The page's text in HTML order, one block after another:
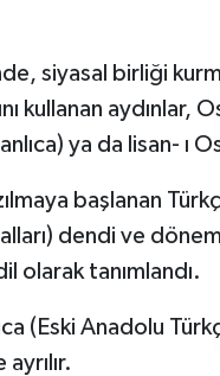
siyasal birliği
kullanan aydınlar,
ya da lisan- ı
başlanan
dendi ve
olarak tanımlandı.
(Eski Anadolu